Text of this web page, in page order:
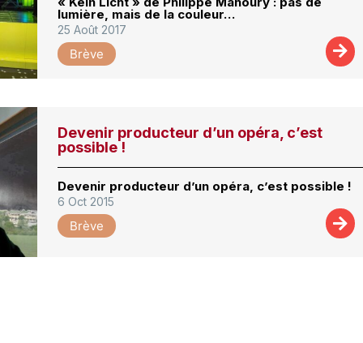
lumière, mais de la couleur…
25 Août 2017
Brève
Devenir producteur d’un opéra, c’est
possible !
Devenir producteur d’un opéra, c’est possible !
6 Oct 2015
Brève